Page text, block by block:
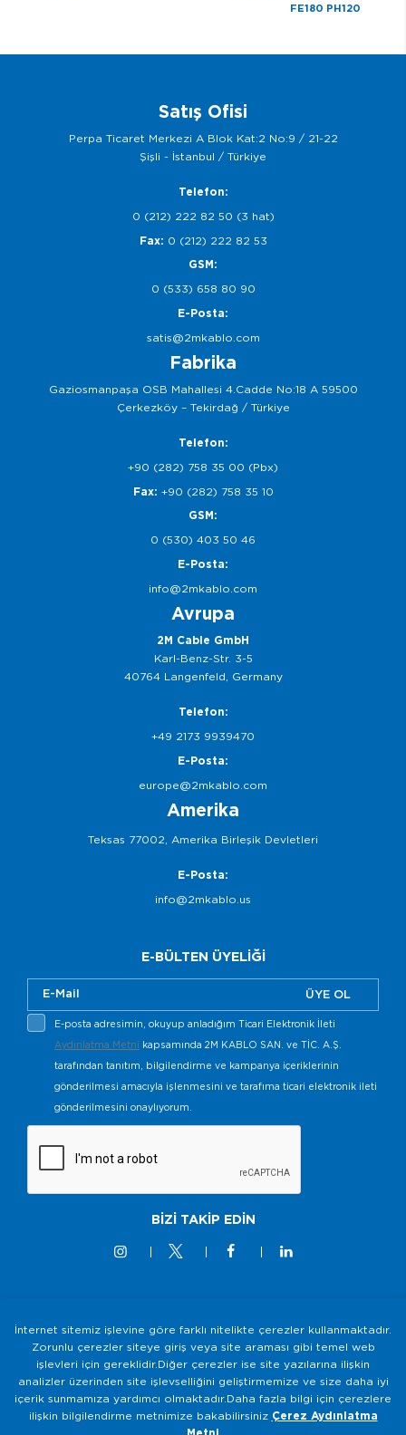
FE180 PH120
Satış Ofisi
Perpa Ticaret Merkezi A Blok Kat:2 No:9 / 21-22
Şişli - İstanbul / Türkiye
Telefon:
0 (212) 222 82 50 (3 hat)
Fax: 0 (212) 222 82 53
GSM:
0 (533) 658 80 90
E-Posta:
satis@2mkablo.com
Fabrika
Gaziosmanpaşa OSB Mahallesi 4.Cadde No:18 A 59500
Çerkezköy – Tekirdağ / Türkiye
Telefon:
+90 (282) 758 35 00 (Pbx)
Fax: +90 (282) 758 35 10
GSM:
0 (530) 403 50 46
E-Posta:
info@2mkablo.com
Avrupa
2M Cable GmbH
Karl-Benz-Str. 3-5
40764 Langenfeld, Germany
Telefon:
+49 2173 9939470
E-Posta:
europe@2mkablo.com
Amerika
Teksas 77002, Amerika Birleşik Devletleri
E-Posta:
info@2mkablo.us
E-BÜLTEN ÜYELİĞİ
ÜYE OL
E-posta adresimin, okuyup anladığım Ticari Elektronik İleti
Aydınlatma Metni kapsamında 2M KABLO SAN. ve TİC. A.Ş.
tarafından tanıtım, bilgilendirme ve kampanya içeriklerinin
gönderilmesi amacıyla işlenmesini ve tarafıma ticari elektronik ileti
gönderilmesini onaylıyorum.
BİZİ TAKİP EDİN
© 2M KABLO 2025 - Tüm Hakkı Saklıdır
Bilgi Toplumu Hizmetleri
Gizlilik ve Güvenlik Politikası
KVKK Aydınlatma Metni
İnternet sitemiz işlevine göre farklı nitelikte çerezler kullanmaktadır.
Zorunlu çerezler siteye giriş veya site araması gibi temel web
işlevleri için gereklidir.Diğer çerezler ise site yazılarına ilişkin
analizler üzerinden site işlevselliğini geliştirmemize ve size daha iyi
içerik sunmamıza yardımcı olmaktadır.Daha fazla bilgi için çerezlere
ilişkin bilgilendirme metnimize bakabilirsiniz Çerez Aydınlatma